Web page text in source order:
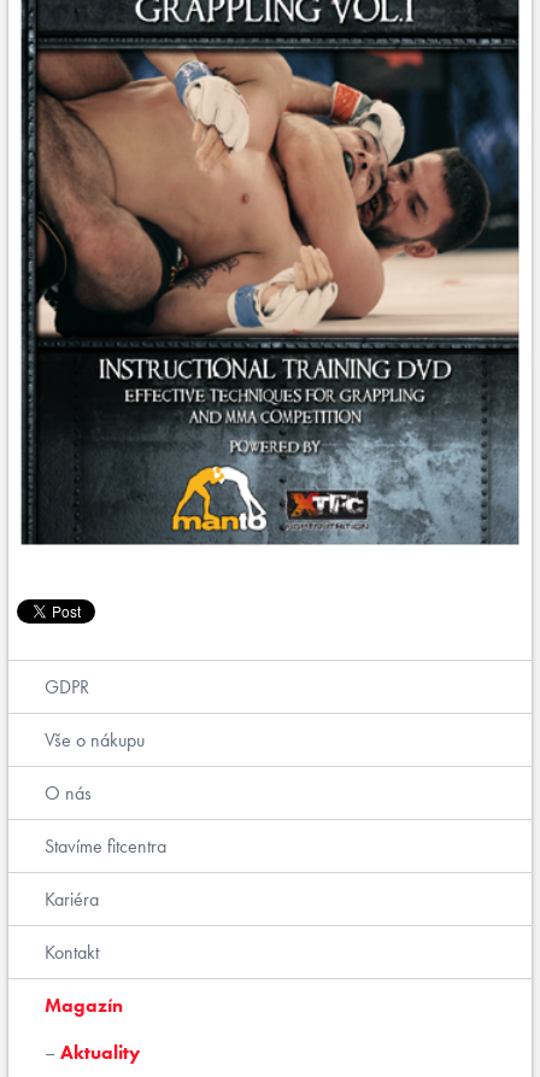
GDPR
Vše o nákupu
O nás
Stavíme fitcentra
Kariéra
Kontakt
Magazín
Aktuality